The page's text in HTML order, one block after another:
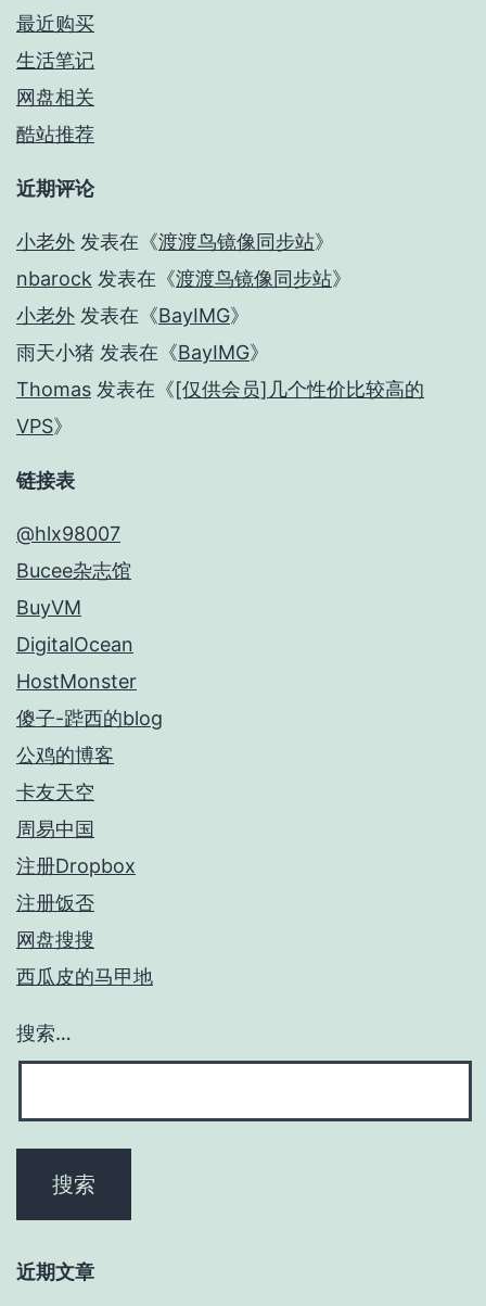
最近购买
生活笔记
网盘相关
酷站推荐
近期评论
小老外 发表在《渡渡鸟镜像同步站》
nbarock 发表在《渡渡鸟镜像同步站》
小老外 发表在《BayIMG》
雨天小猪 发表在《BayIMG》
Thomas 发表在《[仅供会员]几个性价比较高的
VPS》
链接表
@hlx98007
Bucee杂志馆
BuyVM
DigitalOcean
HostMonster
傻子-跸西的blog
公鸡的博客
卡友天空
周易中国
注册Dropbox
注册饭否
网盘搜搜
西瓜皮的马甲地
搜索…
近期文章